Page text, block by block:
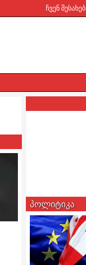
ჩვენ შესახებ
პოლიტიკა